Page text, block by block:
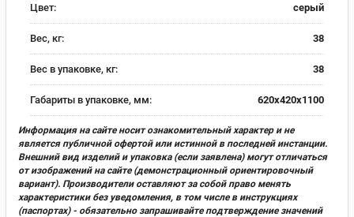
Цвет: серый
Вес, кг: 38
Вес в упаковке, кг: 38
Габариты в упаковке, мм: 620х420х1100
Информация на сайте носит ознакомительный характер и не
является публичной офертой или истинной в последней инстанции.
Внешний вид изделий и упаковка (если заявлена) могут отличаться
от изображений на сайте (демонстрационный ориентировочный
вариант). Производители оставляют за собой право менять
характеристики без уведомления, в том числе в инструкциях
(паспортах) - обязательно запрашивайте подтверждение значений